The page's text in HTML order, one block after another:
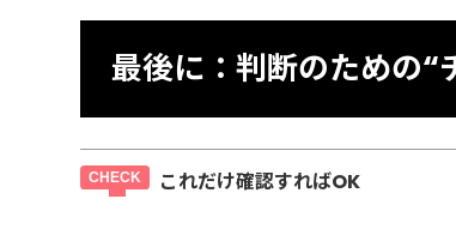
最後に：判断のための“
これだけ確認すればOK